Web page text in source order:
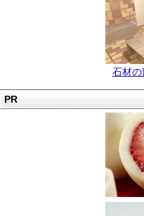
石材の
PR